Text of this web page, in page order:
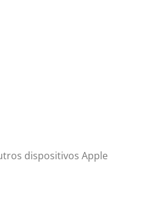
dispositivos Apple